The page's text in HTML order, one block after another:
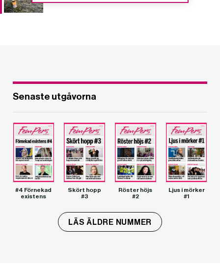
Senaste utgåvorna
#4 Förnekad
existens
Skört hopp
#3
Röster höjs
#2
Ljus i mörker
#1
LÄS ÄLDRE NUMMER